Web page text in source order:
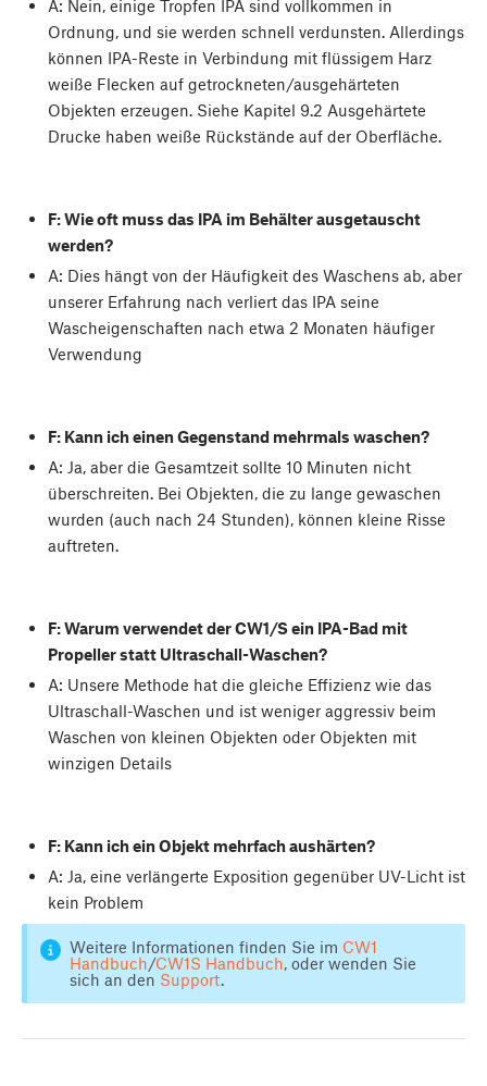
A: Nein, einige Tropfen IPA sind vollkommen in
Ordnung, und sie werden schnell verdunsten. Allerdings
können IPA-Reste in Verbindung mit flüssigem Harz
weiße Flecken auf getrockneten/ausgehärteten
Objekten erzeugen. Siehe Kapitel 9.2 Ausgehärtete
Drucke haben weiße Rückstände auf der Oberfläche.
F: Wie oft muss das IPA im Behälter ausgetauscht
werden?
A: Dies hängt von der Häufigkeit des Waschens ab, aber
unserer Erfahrung nach verliert das IPA seine
Wascheigenschaften nach etwa 2 Monaten häufiger
Verwendung
F: Kann ich einen Gegenstand mehrmals waschen?
A: Ja, aber die Gesamtzeit sollte 10 Minuten nicht
überschreiten. Bei Objekten, die zu lange gewaschen
wurden (auch nach 24 Stunden), können kleine Risse
auftreten.
F: Warum verwendet der CW1/S ein IPA-Bad mit
Propeller statt Ultraschall-Waschen?
A: Unsere Methode hat die gleiche Effizienz wie das
Ultraschall-Waschen und ist weniger aggressiv beim
Waschen von kleinen Objekten oder Objekten mit
winzigen Details
F: Kann ich ein Objekt mehrfach aushärten?
A: Ja, eine verlängerte Exposition gegenüber UV-Licht ist
kein Problem
Weitere Informationen finden Sie im CW1
Handbuch/CW1S Handbuch, oder wenden Sie
sich an den Support.